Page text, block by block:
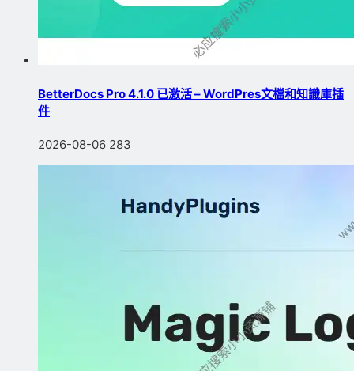
BetterDocs Pro 4.1.0 已激活 – WordPres文檔和知識庫插
件
2026-08-06 283